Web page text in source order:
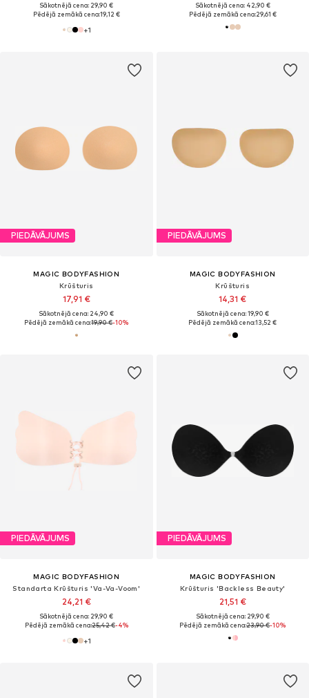
Sākotnējā cena: 29,90 €
Pēdējā zemākā cena:19,12 €
+1
Sākotnējā cena: 42,90 €
Pēdējā zemākā cena:29,61 €
PIEDĀVĀJUMS
MAGIC BODYFASHION
Krūšturis
17,91 €
Sākotnējā cena: 24,90 €
Pēdējā zemākā cena:19,90 €-10%
PIEDĀVĀJUMS
MAGIC BODYFASHION
Krūšturis
14,31 €
Sākotnējā cena: 19,90 €
Pēdējā zemākā cena:13,52 €
PIEDĀVĀJUMS
MAGIC BODYFASHION
Standarta Krūšturis 'Va-Va-Voom'
24,21 €
Sākotnējā cena: 29,90 €
Pēdējā zemākā cena:25,42 €-4%
+1
PIEDĀVĀJUMS
MAGIC BODYFASHION
Krūšturis 'Backless Beauty'
21,51 €
Sākotnējā cena: 29,90 €
Pēdējā zemākā cena:23,90 €-10%